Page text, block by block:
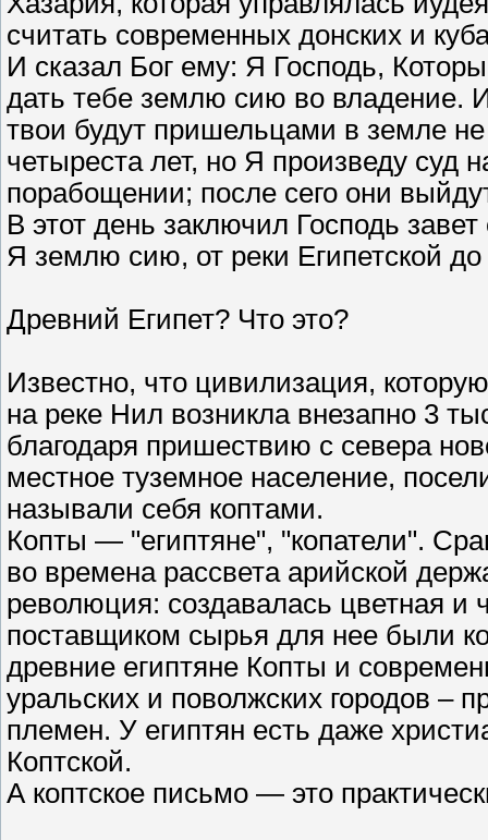
считать современных донских и
И сказал Бог ему: Я Господь,
дать тебе землю сию во владение.
твои будут пришельцами в земле не
четыреста лет, но Я произведу суд
порабощении; после сего они
В этот день заключил Господь
Я землю сию, от реки Египетской
Древний Египет? Что это?
Известно, что цивилизация,
на реке Нил возникла внезапно 3
благодаря пришествию с севера
местное туземное население,
называли себя коптами.
Копты — "египтяне", "копатели".
во времена рассвета арийской
революция: создавалась цветная
поставщиком сырья для нее были
древние египтяне Копты и
уральских и поволжских городов –
племен. У египтян есть даже
Коптской.
А коптское письмо — это